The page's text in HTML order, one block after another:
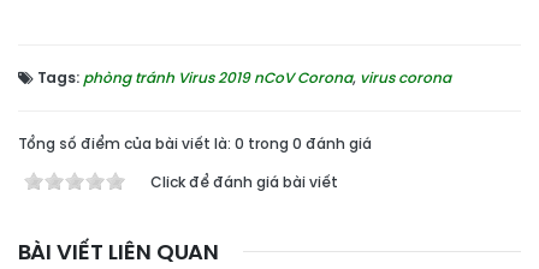
Tags: phòng tránh Virus 2019 nCoV Corona, virus corona
Tổng số điểm của bài viết là: 0 trong 0 đánh giá
Click để đánh giá bài viết
BÀI VIẾT LIÊN QUAN